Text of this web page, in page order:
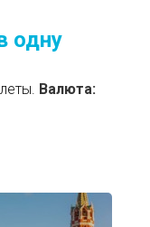
одну
Валюта: